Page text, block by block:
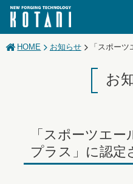
JAPANESE
HOME お知らせ 「スポー
お
「スポーツエ
プラス」に認定